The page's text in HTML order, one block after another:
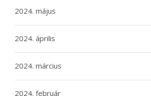
2024. május
2024. április
2024. március
2024. február